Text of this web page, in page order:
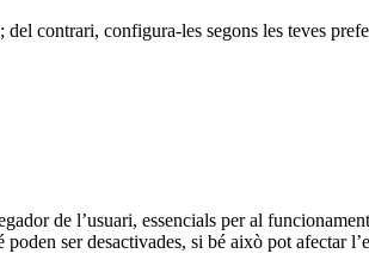
contrari, configura-les segons les teves
de l’usuari, essencials per al
ser desactivades, si bé això pot afectar